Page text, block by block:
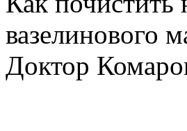
вазелинового
Доктор